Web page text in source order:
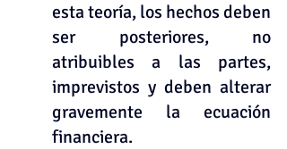
esta teoría, los hechos deben
ser posteriores, no
atribuibles a las partes,
imprevistos y deben alterar
gravemente la ecuación
financiera.